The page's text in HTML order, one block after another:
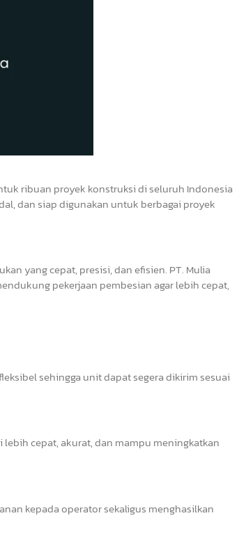
ribuan proyek konstruksi di seluruh Indonesia
dan siap digunakan untuk berbagai proyek
yang cepat, presisi, dan efisien. PT. Mulia
pekerjaan pembesian agar lebih cepat,
sehingga unit dapat segera dikirim sesuai
cepat, akurat, dan mampu meningkatkan
kepada operator sekaligus menghasilkan